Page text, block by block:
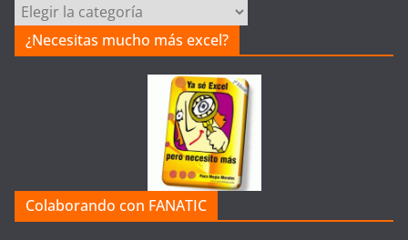
Categorías
de
la
¿Necesitas mucho más excel?
Colaborando con FANATIC